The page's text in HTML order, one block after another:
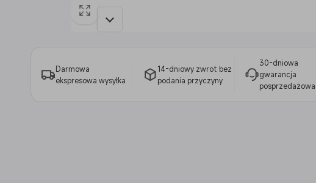
Darmowa
ekspresowa wysyłka
14-dniowy zwrot bez
podania przyczyny
30-dniowa
gwarancja
posprzedażowa